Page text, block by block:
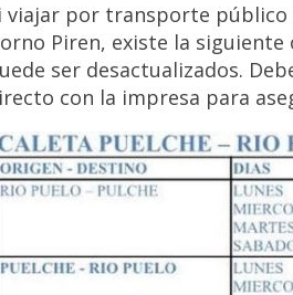
viajar por transporte público
Piren, existe la siguiente
ser desactualizados.
con la impresa para